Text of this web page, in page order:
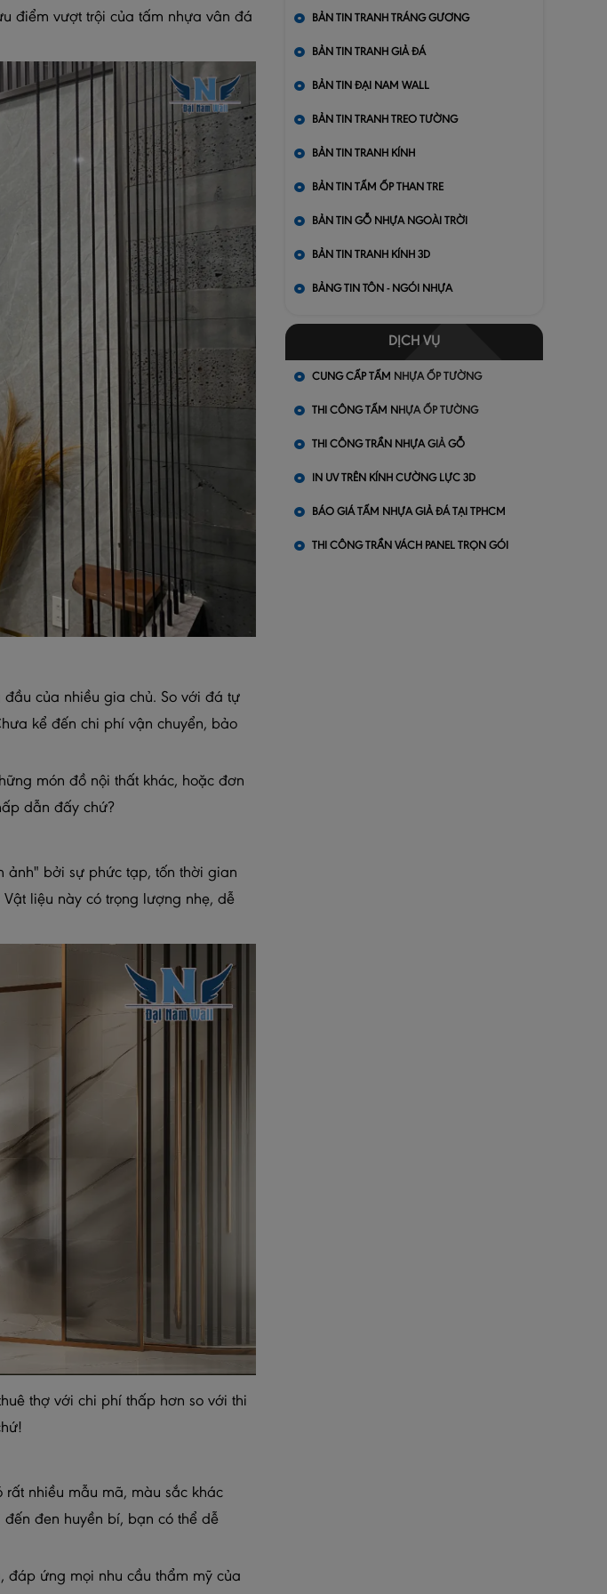
điểm vượt trội của tấm nhựa vân đá
của nhiều gia chủ. So với đá tự
kể đến chi phí vận chuyển, bảo
món đồ nội thất khác, hoặc đơn
dẫn đấy chứ?
ảnh" bởi sự phức tạp, tốn thời gian
liệu này có trọng lượng nhẹ, dễ
thợ với chi phí thấp hơn so với thi
nhiều mẫu mã, màu sắc khác
đen huyền bí, bạn có thể dễ
đáp ứng mọi nhu cầu thẩm mỹ của
BẢN TIN TRANH TRÁNG GƯƠNG
BẢN TIN TRANH GIẢ ĐÁ
BẢN TIN ĐẠI NAM WALL
BẢN TIN TRANH TREO TƯỜNG
BẢN TIN TRANH KÍNH
BẢN TIN TẤM ỐP THAN TRE
BẢN TIN GỖ NHỰA NGOÀI TRỜI
BẢN TIN TRANH KÍNH 3D
BẢNG TIN TÔN - NGÓI NHỰA
DỊCH VỤ
CUNG CẤP TẤM NHỰA ỐP TƯỜNG
THI CÔNG TẤM NHỰA ỐP TƯỜNG
THI CÔNG TRẦN NHỰA GIẢ GỖ
IN UV TRÊN KÍNH CƯỜNG LỰC 3D
BÁO GIÁ TẤM NHỰA GIẢ ĐÁ TẠI TPHCM
THI CÔNG TRẦN VÁCH PANEL TRỌN GÓI